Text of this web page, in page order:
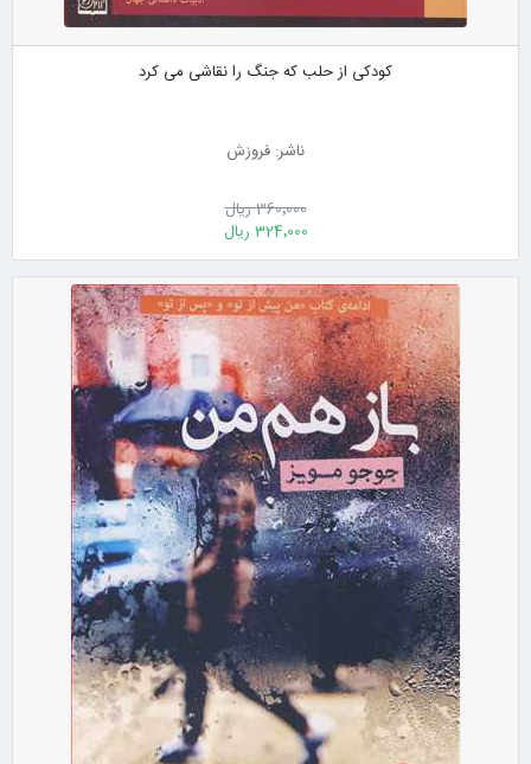
کودکی از حلب که جنگ را نقاشی می کرد
ناشر: فروزش
360٬000 ریال
324٬000 ریال